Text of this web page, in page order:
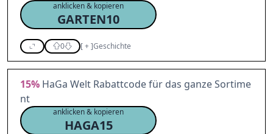
anklicken & kopieren
GARTEN10
0 [+]Geschichte
15% HaGa Welt Rabattcode für das ganze Sortime
nt
anklicken & kopieren
HAGA15